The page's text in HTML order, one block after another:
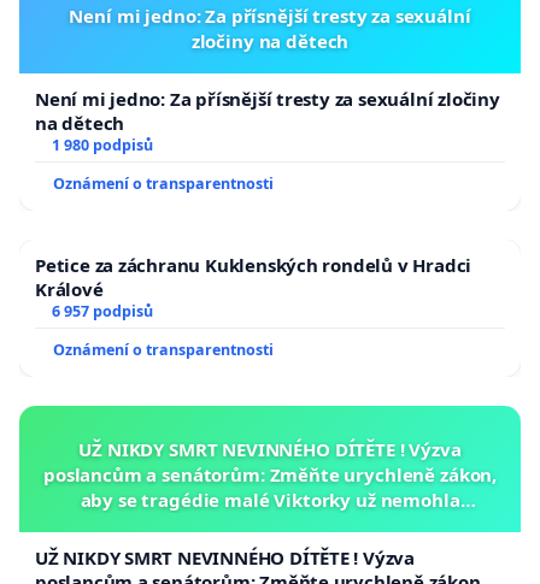
Není mi jedno: Za přísnější tresty za sexuální
zločiny na dětech
Není mi jedno: Za přísnější tresty za sexuální zločiny
na dětech
1 980 podpisů
Oznámení o transparentnosti
Petice za záchranu Kuklenských rondelů v Hradci
Králové
6 957 podpisů
Oznámení o transparentnosti
UŽ NIKDY SMRT NEVINNÉHO DÍTĚTE ! Výzva
poslancům a senátorům: Změňte urychleně zákon,
aby se tragédie malé Viktorky už nemohla
UŽ NIKDY SMRT NEVINNÉHO DÍTĚTE ! Výzva